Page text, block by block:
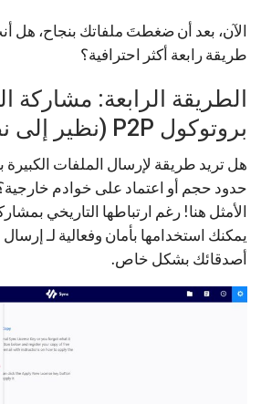
الآن، بعد أن ضغطتَ ملفاتك بنجاح، هل
طريقة رابعة أكثر احترافية؟
الطريقة الرابعة: مشاركة
بروتوكول P2P (نظير إلى نظير)
هل تريد طريقة لإرسال الملفات
حدود حجم أو اعتماد على خوادم خارجية؟
الأمثل هنا! رغم ارتباطها التاريخي
يمكنك استخدامها بأمان وفعالية لـ
أصدقائك بشكل خاص.